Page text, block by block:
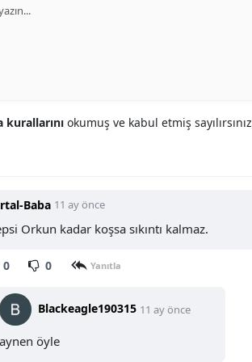
kurallarını okumuş ve kabul etmiş sayılırsınız
Baba 11 ay önce
Orkun kadar koşsa sıkıntı kalmaz.
0 0 Yanıtla
Blackeagle190315 11 ay önce
aynen öyle